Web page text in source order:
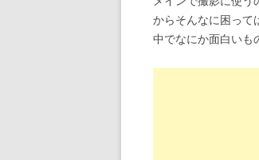
からそんなに困って
中でなにか面白いも